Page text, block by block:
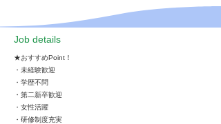
​Job details
★おすすめPoint！
・未経験歓迎
・学歴不問
・第二新卒歓迎
・女性活躍
・研修制度充実